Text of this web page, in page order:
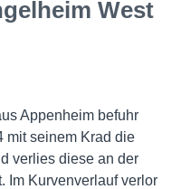
West
Appenheim befuhr
mit seinem Krad die
verlies diese an der
Im Kurvenverlauf verlor